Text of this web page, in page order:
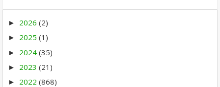
► 2026 (2)
► 2025 (1)
► 2024 (35)
► 2023 (21)
► 2022 (868)